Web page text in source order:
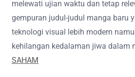
melewati ujian waktu dan tetap
gempuran judul-judul manga baru
teknologi visual lebih modern
kehilangan kedalaman jiwa dalam
SAHAM